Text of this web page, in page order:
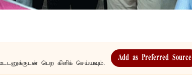
பெற கிளிக் செய்யவும்.
Add as Preferred Source